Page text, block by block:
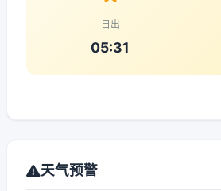
日出
05:31
天气预警